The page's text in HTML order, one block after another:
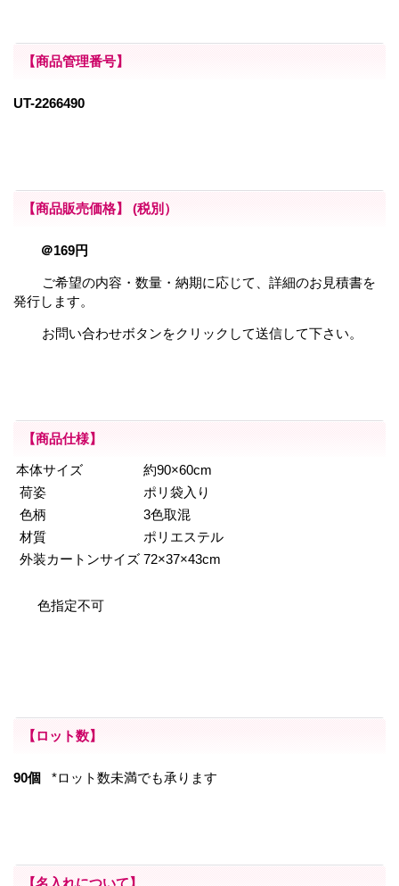
【商品管理番号】
UT-2266490
【商品販売価格】 (税別）
＠169円
ご希望の内容・数量・納期に応じて、詳細のお見積書を
発行します。
お問い合わせボタンをクリックして送信して下さい。
【商品仕様】
本体サイズ
約90×60cm
荷姿
ポリ袋入り
色柄
3色取混
材質
ポリエステル
外装カートンサイズ 72×37×43cm
色指定不可
【ロット数】
90個 *ロット数未満でも承ります
【名入れについて】